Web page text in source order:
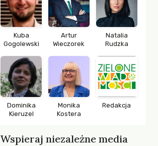
Kuba
Gogolewski
Artur
Wieczorek
Natalia
Rudzka
Dominika
Kieruzel
Monika
Kostera
Redakcja
Wspieraj niezależne media